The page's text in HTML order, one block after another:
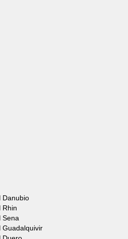
Danubio
Rhin
Sena
Guadalquivir